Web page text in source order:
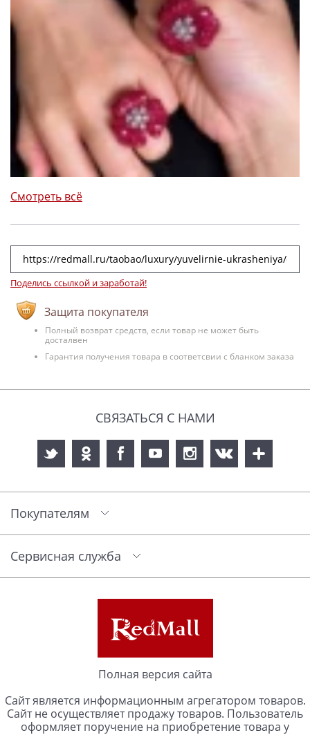
Смотреть всё
Поделись ссылкой и заработай!
Защита покупателя
Полный возврат средств, если товар не может быть
досталвен
Гарантия получения товара в соответсвии с бланком заказа
СВЯЗАТЬСЯ С НАМИ
Покупателям
Сервисная служба
Полная версия сайта
Сайт является информационным агрегатором товаров.
Сайт не осуществляет продажу товаров. Пользователь
оформляет поручение на приобретение товара у